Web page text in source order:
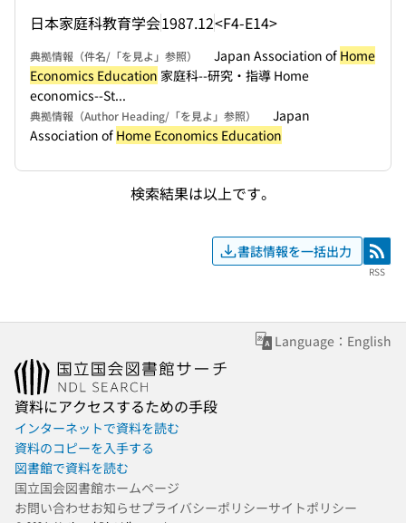
日本家庭科教育学会1987.12<F4-E14>
典拠情報（件名/「を見よ」参照） Japan Association of Home
Economics Education 家庭科--研究・指導 Home
economics--St...
典拠情報（Author Heading/「を見よ」参照）
Japan
Association of Home Economics Education
検索結果は以上です。
書誌情報を一括出力 RSS
RSS
Language：English
資料にアクセスするための手段
インターネットで資料を読む
資料のコピーを入手する
図書館で資料を読む
国立国会図書館ホームページ
お問い合わせお知らせプライバシーポリシーサイトポリシー